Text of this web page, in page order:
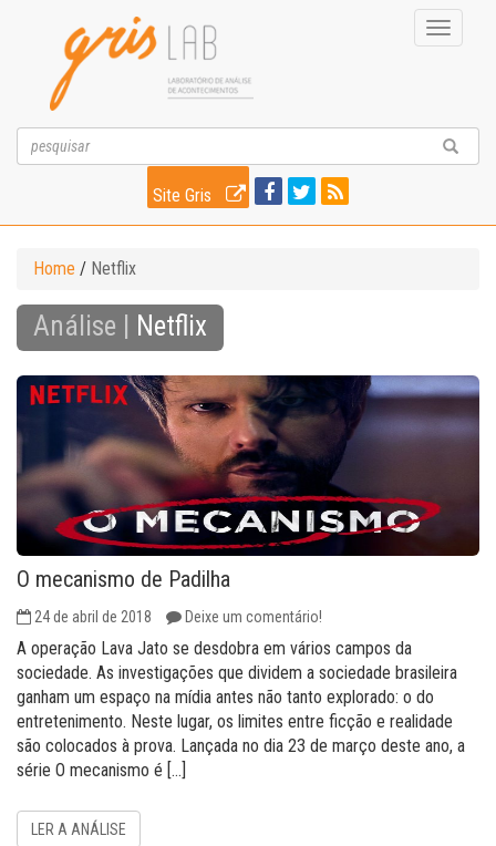
Toggle
Site Gris
Home / Netflix
Análise | Netflix
O mecanismo de Padilha
24 de abril de 2018 Deixe um comentário!
A operação Lava Jato se desdobra em vários campos da
sociedade. As investigações que dividem a sociedade brasileira
ganham um espaço na mídia antes não tanto explorado: o do
entretenimento. Neste lugar, os limites entre ficção e realidade
são colocados à prova. Lançada no dia 23 de março deste ano, a
série O mecanismo é […]
LER A ANÁLISE